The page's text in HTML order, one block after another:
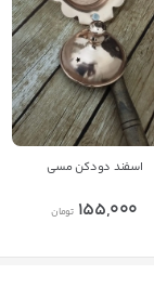
اسفند دودکن مسی
155,000 تومان